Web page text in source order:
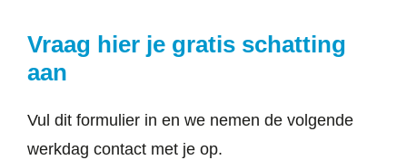
Vraag hier je gratis schatting
aan
Vul dit formulier in en we nemen de volgende
werkdag contact met je op.